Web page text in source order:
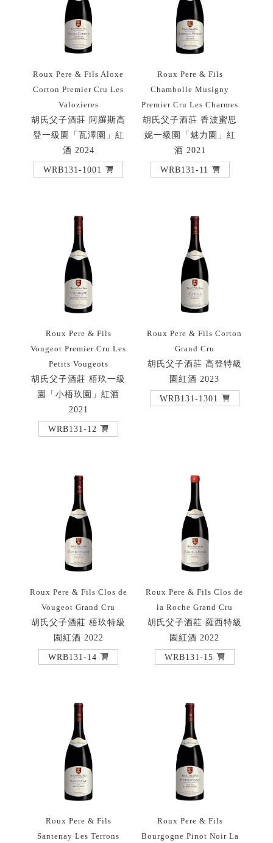
Roux Pere & Fils Aloxe
Corton Premier Cru Les
Valozieres
胡氏父子酒莊 阿羅斯高
登一級園「瓦澤園」紅
酒 2024
WRB131-1001
Roux Pere & Fils
Chambolle Musigny
Premier Cru Les Charmes
胡氏父子酒莊 香波蜜思
妮一級園「魅力園」紅
酒 2021
WRB131-11
Roux Pere & Fils
Vougeot Premier Cru Les
Petits Vougeots
胡氏父子酒莊 梧玖一級
園「小梧玖園」紅酒
2021
WRB131-12
Roux Pere & Fils Corton
Grand Cru
胡氏父子酒莊 高登特級
園紅酒 2023
WRB131-1301
Roux Pere & Fils Clos de
Vougeot Grand Cru
胡氏父子酒莊 梧玖特級
園紅酒 2022
WRB131-14
Roux Pere & Fils Clos de
la Roche Grand Cru
胡氏父子酒莊 羅西特級
園紅酒 2022
WRB131-15
Roux Pere & Fils
Santenay Les Terrons
Roux Pere & Fils
Bourgogne Pinot Noir La